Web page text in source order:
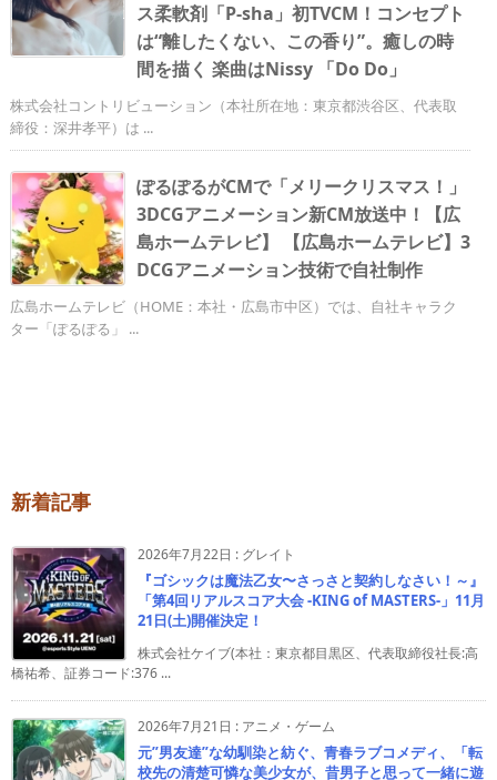
ス柔軟剤「P-sha」初TVCM！コンセプト
は“離したくない、この香り”。癒しの時
間を描く 楽曲はNissy 「Do Do」
株式会社コントリビューション（本社所在地：東京都渋谷区、代表取
締役：深井孝平）は ...
ぽるぽるがCMで「メリークリスマス！」
3DCGアニメーション新CM放送中！【広
島ホームテレビ】 【広島ホームテレビ】3
DCGアニメーション技術で自社制作
広島ホームテレビ（HOME：本社・広島市中区）では、自社キャラク
ター「ぽるぽる」 ...
新着記事
2026年7月22日 : グレイト
『ゴシックは魔法乙女〜さっさと契約しなさい！～』
「第4回リアルスコア大会 -KING of MASTERS-」11月
21日(土)開催決定！
株式会社ケイブ(本社：東京都目黒区、代表取締役社長:高
橋祐希、証券コード:376 ...
2026年7月21日 : アニメ・ゲーム
元”男友達”な幼馴染と紡ぐ、青春ラブコメディ、「転
校先の清楚可憐な美少女が、昔男子と思って一緒に遊